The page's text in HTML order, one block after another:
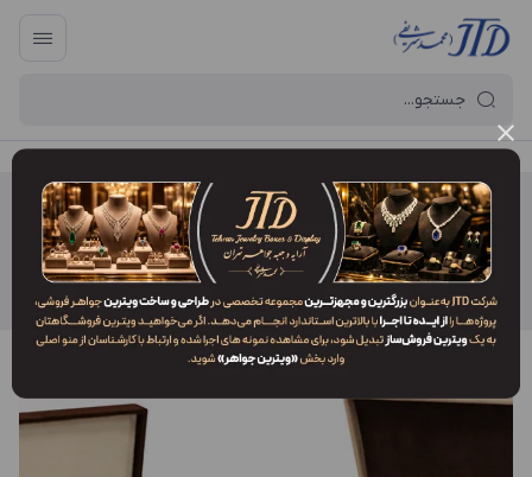
آرایه و جعبه جواهر تهران / خانواده ها
خانواده ها